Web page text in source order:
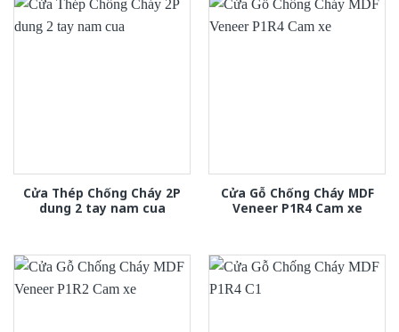
Cửa Thép Chống Cháy 2P
dung 2 tay nam cua
Cửa Gỗ Chống Cháy MDF
Veneer P1R4 Cam xe